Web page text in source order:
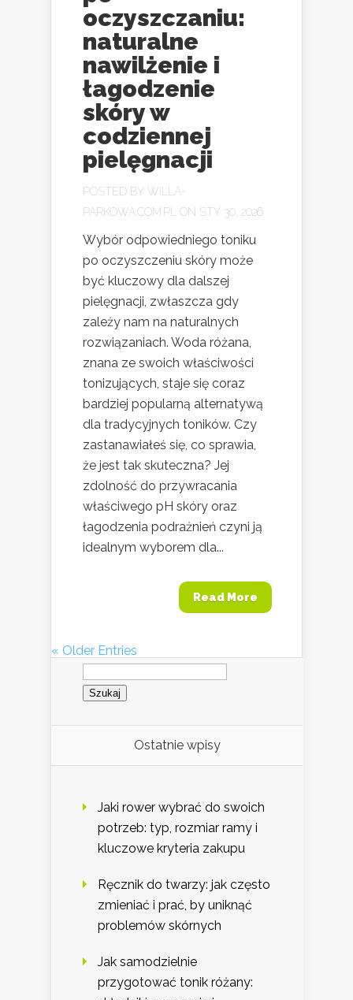
oczyszczaniu:
naturalne
nawilżenie i
łagodzenie
skóry w
codziennej
pielęgnacji
POSTED BY WILLA-
PARKOWA.COM.PL
ON STY 30, 2026
Wybór odpowiedniego toniku
po oczyszczeniu skóry może
być kluczowy dla dalszej
pielęgnacji, zwłaszcza gdy
zależy nam na naturalnych
rozwiązaniach. Woda różana,
znana ze swoich właściwości
tonizujących, staje się coraz
bardziej popularną alternatywą
dla tradycyjnych toników. Czy
zastanawiałeś się, co sprawia,
że jest tak skuteczna? Jej
zdolność do przywracania
właściwego pH skóry oraz
łagodzenia podrażnień czyni ją
idealnym wyborem dla...
Read More
« Older Entries
Szukaj:
Ostatnie wpisy
Jaki rower wybrać do swoich
potrzeb: typ, rozmiar ramy i
kluczowe kryteria zakupu
Ręcznik do twarzy: jak często
zmieniać i prać, by uniknąć
problemów skórnych
Jak samodzielnie
przygotować tonik różany: